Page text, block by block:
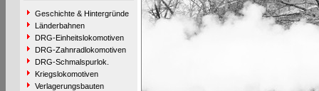
Geschichte & Hintergründe
Länderbahnen
DRG-Einheitslokomotiven
DRG-Zahnradlokomotiven
DRG-Schmalspurlok.
Kriegslokomotiven
Verlagerungsbauten